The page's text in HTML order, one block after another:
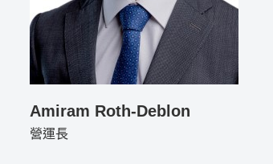
Amiram Roth-Deblon
營運長